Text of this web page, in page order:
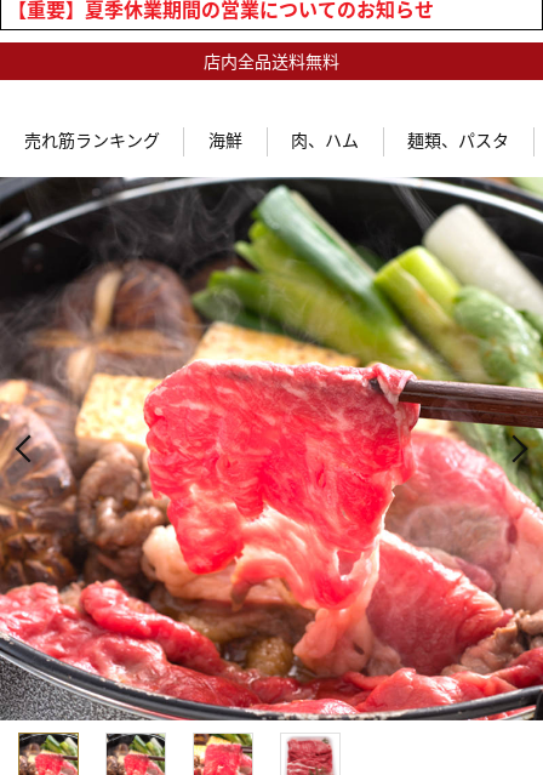
【重要】夏季休業期間の営業についてのお知らせ
店内全品送料無料
売れ筋ランキング 海鮮 肉、ハム 麺類、パスタ